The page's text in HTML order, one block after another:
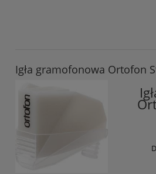
Igła gramofonowa Ortofon